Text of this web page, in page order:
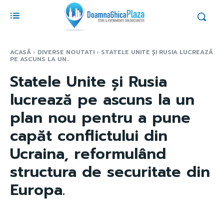
ACASĂ DIVERSE NOUTATI STATELE UNITE ȘI RUSIA LUCREAZĂ
PE ASCUNS LA UN...
Statele Unite și Rusia
lucrează pe ascuns la un
plan nou pentru a pune
capăt conflictului din
Ucraina, reformulând
structura de securitate din
Europa.